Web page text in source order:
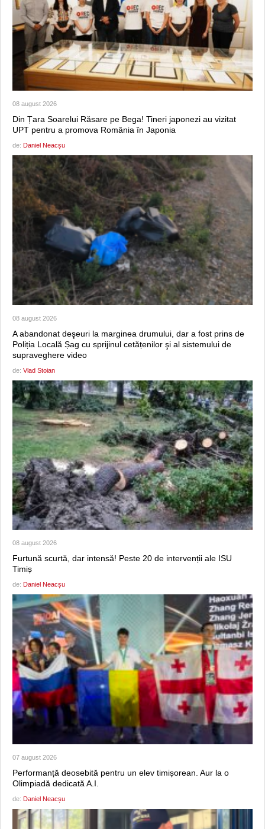
08 august 2026
Din Țara Soarelui Răsare pe Bega! Tineri japonezi au vizitat
UPT pentru a promova România în Japonia
de: Daniel Neacșu
08 august 2026
A abandonat deşeuri la marginea drumului, dar a fost prins de
Poliția Locală Șag cu sprijinul cetățenilor şi al sistemului de
supraveghere video
de: Vlad Stoian
08 august 2026
Furtună scurtă, dar intensă! Peste 20 de intervenții ale ISU
Timiș
de: Daniel Neacșu
07 august 2026
Performanță deosebită pentru un elev timișorean. Aur la o
Olimpiadă dedicată A.I.
de: Daniel Neacșu